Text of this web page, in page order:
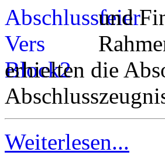
und
erhielten die
Weiterlesen...